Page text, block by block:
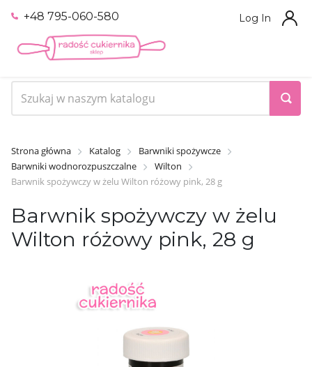
+48 795-060-580 Log In
Strona główna Katalog
Barwniki spożywcze
Barwniki wodnorozpuszczalne
Wilton
Barwnik spożywczy w żelu Wilton różowy pink, 28 g
Barwnik spożywczy w żelu
Wilton różowy pink, 28 g